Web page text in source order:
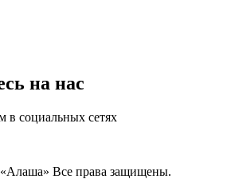
на нас
в социальных сетях
Все права защищены.